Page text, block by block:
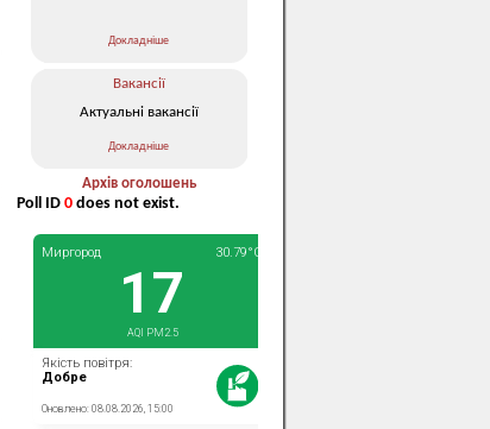
Докладніше
Вакансії
Актуальні вакансії
Докладніше
Архів оголошень
Poll ID 0 does not exist.